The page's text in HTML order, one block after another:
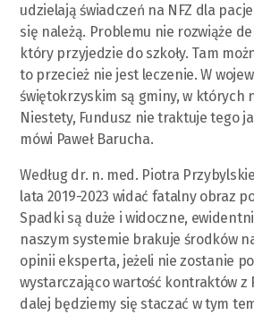
udzielają świadczeń na NFZ dla
się należą. Problemu nie rozwiąże
który przyjedzie do szkoły. Tam
to przecież nie jest leczenie. W
świętokrzyskim są gminy, w których
Niestety, Fundusz nie traktuje tego
mówi Paweł Barucha.
Według dr. n. med. Piotra
lata 2019-2023 widać fatalny obraz
Spadki są duże i widoczne,
naszym systemie brakuje środków
opinii eksperta, jeżeli nie zostanie
wystarczająco wartość kontraktów z
dalej będziemy się staczać w tym